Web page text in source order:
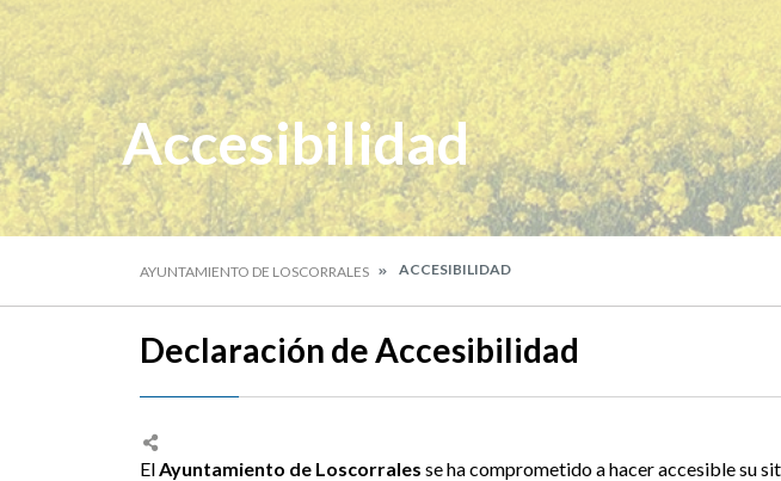
Accesibilidad
AYUNTAMIENTO DE LOSCORRALES ACCESIBILIDAD
Declaración de Accesibilidad
ElAyuntamiento de Loscorrales se ha comprometido a hacer accesible su